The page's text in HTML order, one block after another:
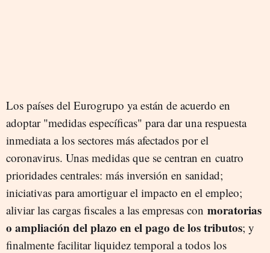
Los países del Eurogrupo ya están de acuerdo en
adoptar "medidas específicas" para dar una respuesta
inmediata a los sectores más afectados por el
coronavirus. Unas medidas que se centran en cuatro
prioridades centrales: más inversión en sanidad;
iniciativas para amortiguar el impacto en el empleo;
aliviar las cargas fiscales a las empresas con moratorias
o ampliación del plazo en el pago de los tributos; y
finalmente facilitar liquidez temporal a todos los